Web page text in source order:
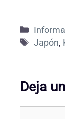
Japón,
Deja